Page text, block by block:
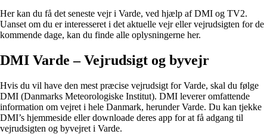
Her kan du få det seneste vejr i Varde, ved hjælp af DMI og TV2.
Uanset om du er interesseret i det aktuelle vejr eller vejrudsigten for de
kommende dage, kan du finde alle oplysningerne her.
DMI Varde – Vejrudsigt og byvejr
Hvis du vil have den mest præcise vejrudsigt for Varde, skal du følge
DMI (Danmarks Meteorologiske Institut). DMI leverer omfattende
information om vejret i hele Danmark, herunder Varde. Du kan tjekke
DMI’s hjemmeside eller downloade deres app for at få adgang til
vejrudsigten og byvejret i Varde.